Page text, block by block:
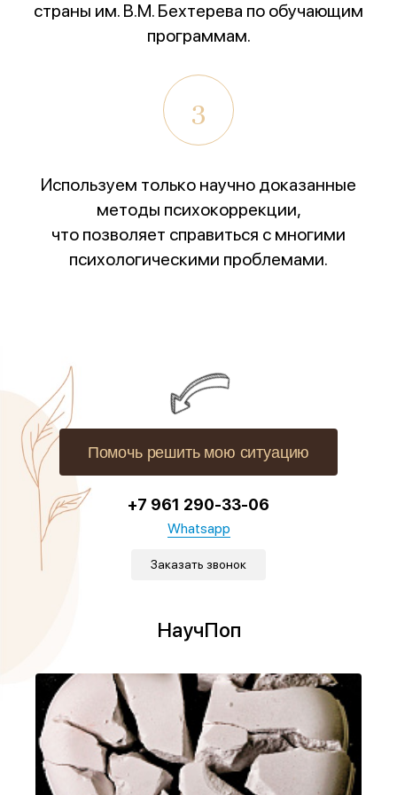
страны им. В.М. Бехтерева по обучающим
программам.
3
Используем только научно доказанные
методы психокоррекции,
что позволяет справиться с многими
психологическими проблемами.
Помочь решить мою ситуацию
+7 961 290-33-06
Whatsapp
Заказать звонок
НаучПоп